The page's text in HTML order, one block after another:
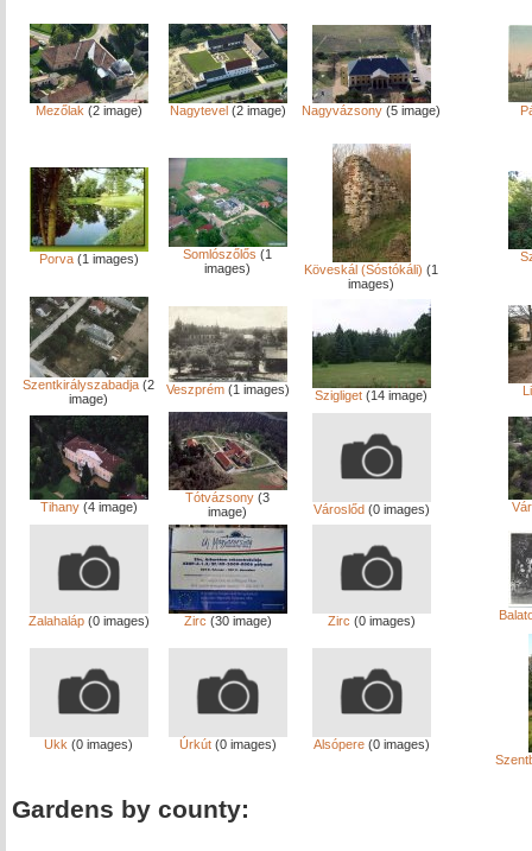
Mezőlak (2 image) Nagytevel(2 image) Nagyvázsony (5 image)
Porva(1 images) Somlószőlős (1
images)
Köveskál (Sóstókáli) (1
images)
Szentkirályszabadja (2
image)
Veszprém(1 images) Szigliget (14 image)
Tihany(4 image)
Tótvázsony (3
image)
Városlőd(0 images)
Zalahaláp(0 images) Zirc (30 image) Zirc (0 images)
Ukk (0 images) Úrkút(0 images) Alsópere(0 images)
Gardens by county: